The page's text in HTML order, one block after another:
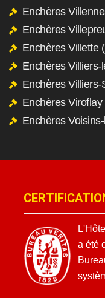
Enchères
Enchères
Enchères Villette
Enchères
Enchères
Enchères
Enchères
a été